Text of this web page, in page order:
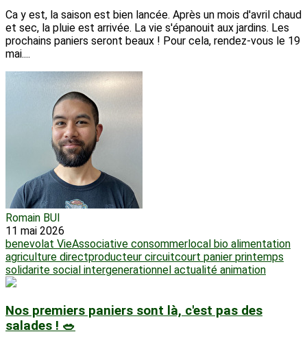
Ca y est, la saison est bien lancée. Après un mois d'avril chaud
et sec, la pluie est arrivée. La vie s'épanouit aux jardins. Les
prochains paniers seront beaux ! Pour cela, rendez-vous le 19
mai....
Romain BUI
11 mai 2026
benevolat VieAssociative consommerlocal bio alimentation
agriculture directproducteur circuitcourt panier printemps
solidarite social intergenerationnel actualité animation
Nos premiers paniers sont là, c'est pas des
salades ! 🥗